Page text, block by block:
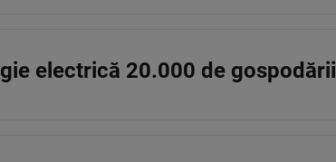
electrică 20.000 de gospodării